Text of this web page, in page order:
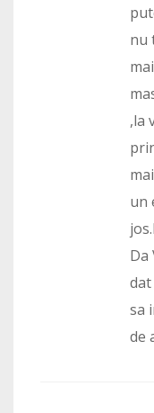
nu
,la
un
Da
sa
de